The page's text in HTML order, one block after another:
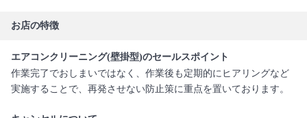
お店の特徴
エアコンクリーニング(壁掛型)のセールスポイント
作業完了でおしまいではなく、作業後も定期的にヒアリングなど
実施することで、再発させない防止策に重点を置いております。